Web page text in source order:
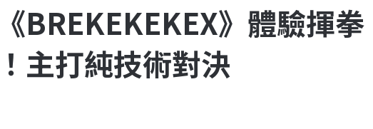
BREKEKEKEX》體驗揮拳
主打純技術對決